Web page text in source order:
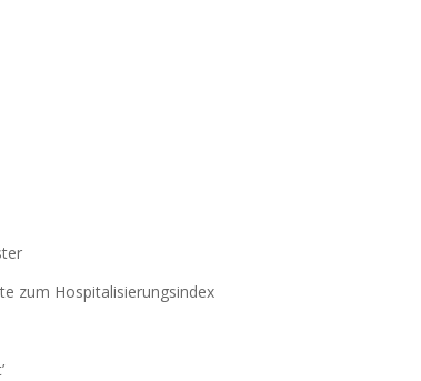
zum Hospitalisierungsindex